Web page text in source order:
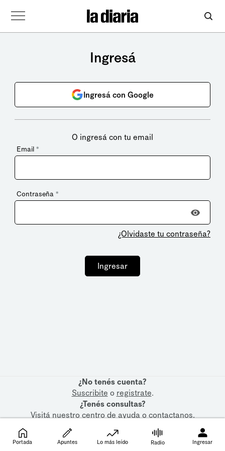
Ingresá
Ingresá con Google
O ingresá con tu email
Email *
Contraseña *
¿Olvidaste tu contraseña?
Ingresar
¿No tenés cuenta?
Suscribite o registrate.
¿Tenés consultas?
Visitá nuestrocentro de ayudaocontactanos.
Portada Apuntes Lo más leído Radio Ingresar